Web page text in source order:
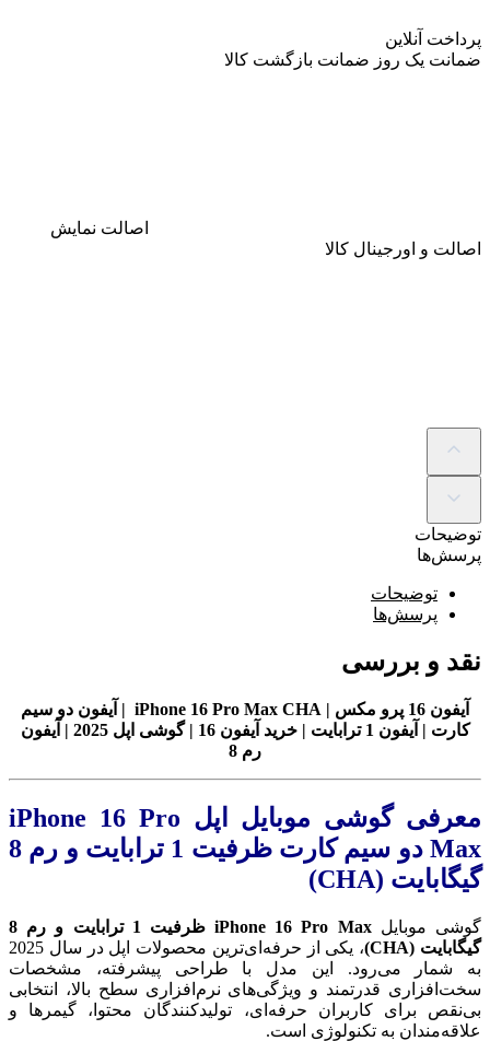
پرداخت آنلاین
ضمانت یک روز ضمانت بازگشت کالا
اصالت نمایش
اصالت و اورجینال کالا
توضیحات
پرسش‌ها
توضیحات
پرسش‌ها
نقد و بررسی
آیفون 16 پرو مکس | iPhone 16 Pro Max CHA | آیفون دو سیم
کارت | آیفون 1 ترابایت | خرید آیفون 16 | گوشی اپل 2025 | آیفون
رم 8
معرفی گوشی موبایل اپل iPhone 16 Pro
Max دو سیم کارت ظرفیت 1 ترابایت و رم 8
گیگابایت (CHA)
گوشی موبایل
iPhone 16 Pro Max ظرفیت 1 ترابایت و رم 8
گیگابایت (CHA)
، یکی از حرفه‌ای‌ترین محصولات اپل در سال 2025
به شمار می‌رود. این مدل با طراحی پیشرفته، مشخصات
سخت‌افزاری قدرتمند و ویژگی‌های نرم‌افزاری سطح بالا، انتخابی
بی‌نقص برای کاربران حرفه‌ای، تولیدکنندگان محتوا، گیمرها و
علاقه‌مندان به تکنولوژی است.